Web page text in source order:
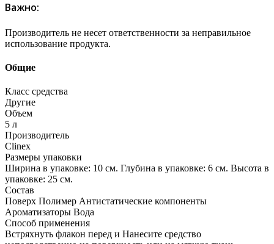
Важно:
Производитель не несет ответственности за неправильное
использование продукта.
Общие
Класс средства
Другие
Объем
5 л
Производитель
Clinex
Размеры упаковки
Ширина в упаковке: 10 см. Глубина в упаковке: 6 см. Высота в
упаковке: 25 см.
Состав
Поверх Полимер Антистатические компоненты
Ароматизаторы Вода
Способ применения
Встряхнуть флакон перед и Нанесите средство